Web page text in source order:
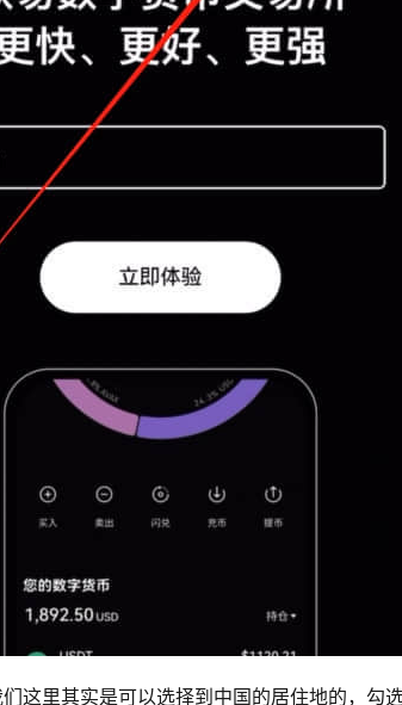
这里其实是可以选择到中国的居住地的，勾